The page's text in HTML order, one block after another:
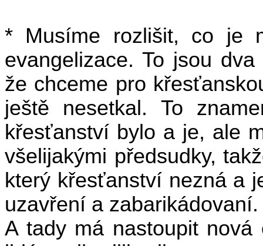
* Musíme rozlišit, co je
evangelizace. To jsou
že chceme pro
ještě nesetkal. To
křesťanství bylo a je, ale
všelijakými předsudky,
který křesťanství nezná a
uzavření a zabarikádovaní.
A tady má nastoupit nová